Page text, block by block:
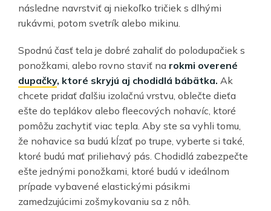
následne navrstviť aj niekoľko tričiek s dlhými
rukávmi, potom svetrík alebo mikinu.
Spodnú časť tela je dobré zahaliť do polodupačiek s
ponožkami, alebo rovno staviť na rokmi overené
dupačky, ktoré skryjú aj chodidlá bábätka. Ak
chcete pridať ďalšiu izolačnú vrstvu, oblečte dieťa
ešte do teplákov alebo fleecových nohavíc, ktoré
pomôžu zachytiť viac tepla. Aby ste sa vyhli tomu,
že nohavice sa budú kĺzať po trupe, vyberte si také,
ktoré budú mať priliehavý pás. Chodidlá zabezpečte
ešte jednými ponožkami, ktoré budú v ideálnom
prípade vybavené elastickými pásikmi
zamedzujúcimi zošmykovaniu sa z nôh.